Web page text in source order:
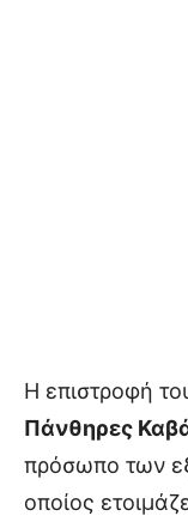
Η επιστροφή
Πάνθηρες
πρόσωπο των
οποίος